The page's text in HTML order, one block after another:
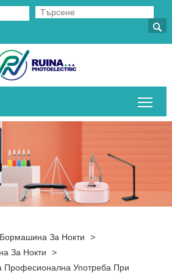

Бормашина За Нокти
>
За Нокти
>
Професионална Употреба При